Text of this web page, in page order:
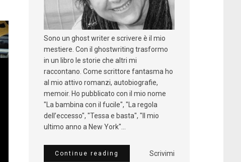
Sono un ghost writer e scrivere è il mio
mestiere. Con il ghostwriting trasformo
in un libro le storie che altri mi
raccontano. Come scrittore fantasma ho
al mio attivo romanzi, autobiografie,
memoir. Ho pubblicato con il mio nome
"La bambina con il fucile", "La regola
dell’eccesso", "Tessa e basta", "Il mio
ultimo anno a New York"...
Scrivimi
Continue reading